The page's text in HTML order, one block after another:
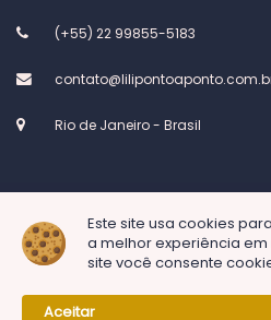
Este site usa cookies
a melhor experiência em
site você consente
Aceitar
(+55) 22 99855-5183
Rio de Janeiro - Brasil
© 2023 Atelier Lili ponto a ponto.